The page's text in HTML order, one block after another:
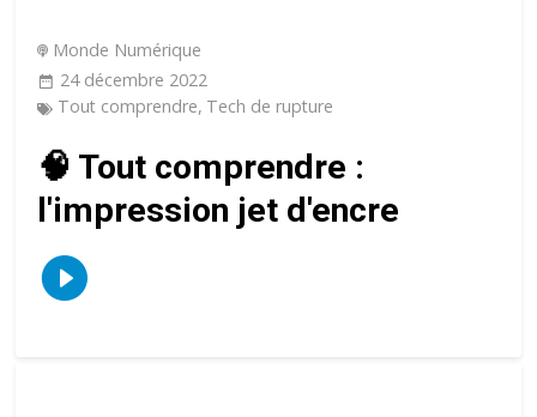
Monde Numérique
24 décembre 2022
Tout comprendre, Tech de rupture
🧠 Tout comprendre :
l'impression jet d'encre